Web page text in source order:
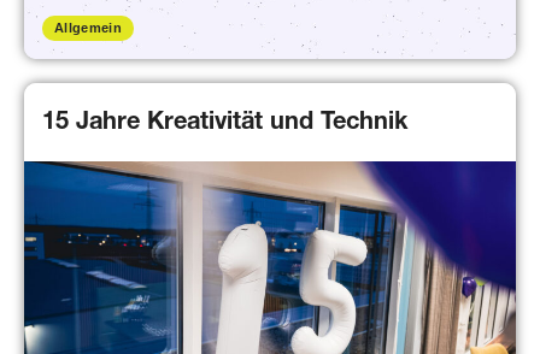
Allgemein
15 Jahre Kreativität und Technik